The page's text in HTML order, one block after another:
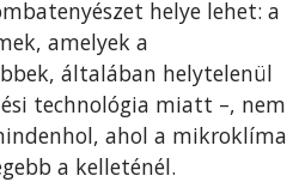
helye lehet: a
amelyek a
általában helytelenül
technológia miatt –, nem
ahol a mikroklíma
a kelleténél.